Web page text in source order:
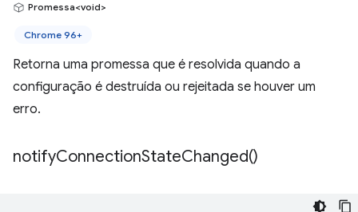
Promessa<void>
Chrome 96+
Retorna uma promessa que é resolvida quando a
configuração é destruída ou rejeitada se houver um
erro.
notifyConnectionStateChanged()